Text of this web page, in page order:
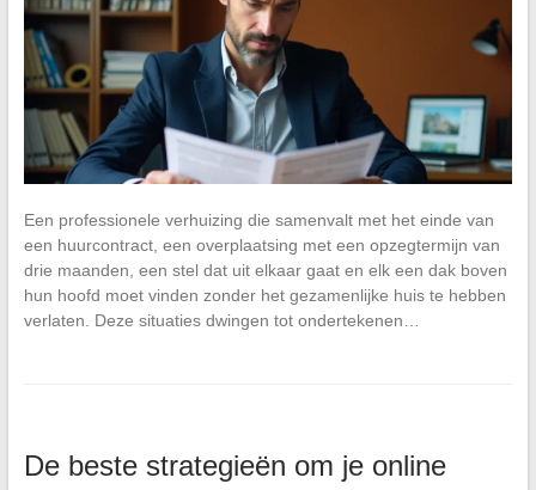
Een professionele verhuizing die samenvalt met het einde van
een huurcontract, een overplaatsing met een opzegtermijn van
drie maanden, een stel dat uit elkaar gaat en elk een dak boven
hun hoofd moet vinden zonder het gezamenlijke huis te hebben
verlaten. Deze situaties dwingen tot ondertekenen…
De beste strategieën om je online